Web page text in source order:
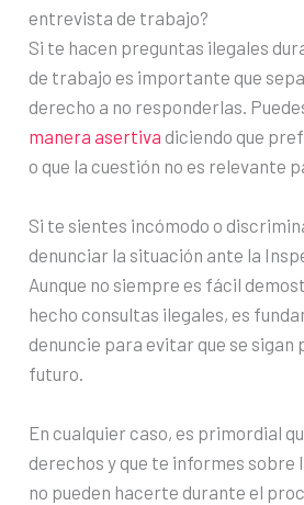
entrevista de trabajo?
Si te hacen preguntas ilegales
de trabajo es importante que
derecho a no responderlas.
manera asertiva diciendo que
o que la cuestión no es relevante
Si te sientes incómodo o
denunciar la situación ante la
Aunque no siempre es fácil
hecho consultas ilegales, es
denuncie para evitar que se sigan
futuro.
En cualquier caso, es primordial
derechos y que te informes sobre
no pueden hacerte durante el